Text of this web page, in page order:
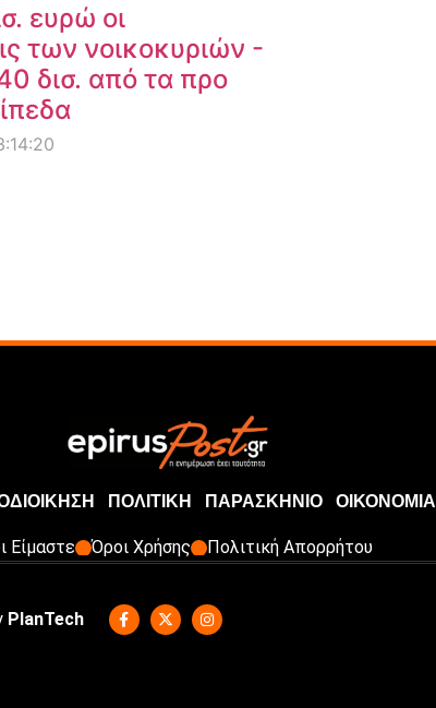
ευρώ οι
των νοικοκυριών -
δισ. από τα προ
ΠΟΛΙΤΙΚΗ ΠΑΡΑΣΚΗΝΙΟ ΟΙΚΟΝΟΜΙΑ
Είμαστε Όροι Χρήσης Πολιτική Απορρήτου
PlanTech